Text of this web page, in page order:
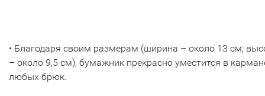
• Благодаря своим размерам (ширина – около 13 см;
– около 9,5 см), бумажник прекрасно уместится в
любых брюк.